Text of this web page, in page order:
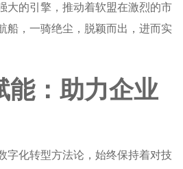
大的引擎，推动着软盟在激烈的市
船，一骑绝尘，脱颖而出，进而实
能：助力企业
字化转型方法论，始终保持着对技